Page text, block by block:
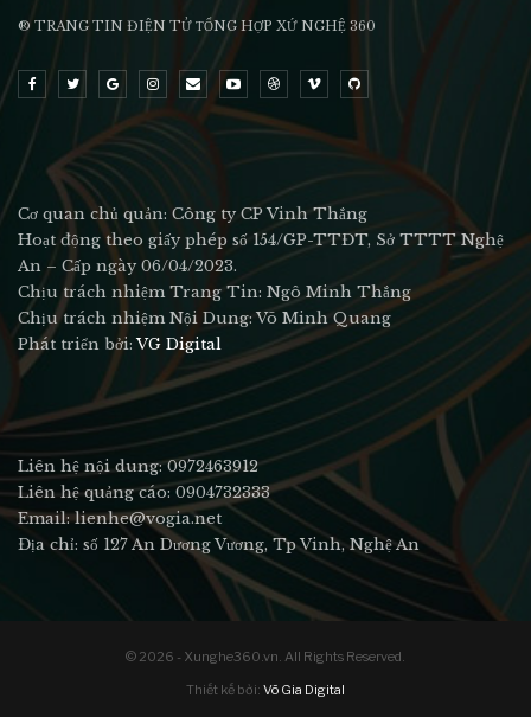
® TRANG TIN ĐIỆN TỬ ТỔNG HỢP XỨ NGHỆ 360
Cơ quan chủ quản: Công ty CP Vinh Thắng
Hoạt động theo giấy phép số 154/GP-TTĐT, Sở TTTT Nghệ
An – Cấp ngày 06/04/2023.
Chịu trách nhiệm Trang Tin: Ngô Minh Thắng
Chịu trách nhiệm Nội Dung: Võ Minh Quang
Phát triển bởi:VG Digital
Liên hệ nội dung: 0972463912
Liên hệ quảng cáo: 0904732333
Email: lienhe@vogia.net
Địa chỉ: số 127 An Dương Vương, Tp Vinh, Nghệ An
© 2026 - Xunghe360.vn. All Rights Reserved.
Thiết kế bởi: Võ Gia Digital